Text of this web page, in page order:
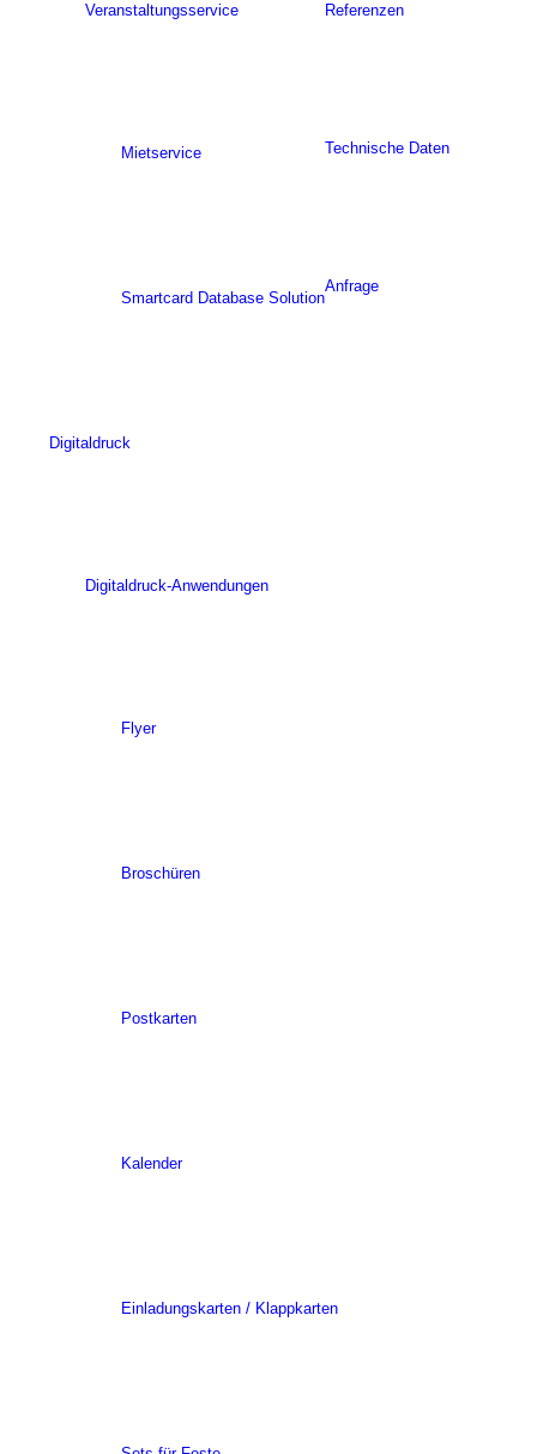
Veranstaltungsservice
Mietservice
Smartcard Database Solution
Referenzen
Technische Daten
Anfrage
Digitaldruck
Digitaldruck-Anwendungen
Flyer
Broschüren
Postkarten
Kalender
Einladungskarten / Klappkarten